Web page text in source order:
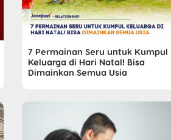
7 Permainan Seru untuk Kumpul
Keluarga di Hari Natal! Bisa
Dimainkan Semua Usia